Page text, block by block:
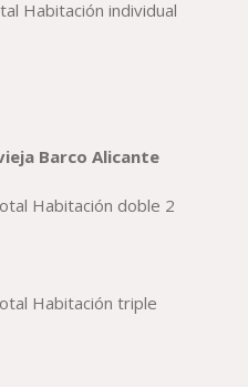
Habitación individual
Barco Alicante
Habitación doble 2
Habitación triple